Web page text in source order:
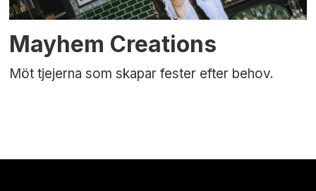
Mayhem Creations
Möt tjejerna som skapar fester efter behov.